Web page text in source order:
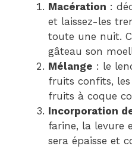
Macération :
et laissez-les
toute une nuit.
gâteau son
Mélange : le
fruits confits,
fruits à coque
Incorporation
farine, la levure
sera épaisse et